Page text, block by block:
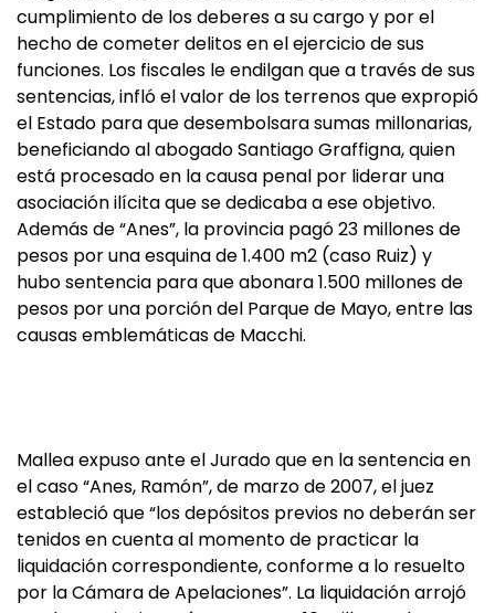
cumplimiento de los deberes a su cargo y por el
hecho de cometer delitos en el ejercicio de sus
funciones. Los fiscales le endilgan que a través de sus
sentencias, infló el valor de los terrenos que expropió
el Estado para que desembolsara sumas millonarias,
beneficiando al abogado Santiago Graffigna, quien
está procesado en la causa penal por liderar una
asociación ilícita que se dedicaba a ese objetivo.
Además de “Anes”, la provincia pagó 23 millones de
pesos por una esquina de 1.400 m2 (caso Ruiz) y
hubo sentencia para que abonara 1.500 millones de
pesos por una porción del Parque de Mayo, entre las
causas emblemáticas de Macchi.
Mallea expuso ante el Jurado que en la sentencia en
el caso “Anes, Ramón”, de marzo de 2007, el juez
estableció que “los depósitos previos no deberán ser
tenidos en cuenta al momento de practicar la
liquidación correspondiente, conforme a lo resuelto
por la Cámara de Apelaciones”. La liquidación arrojó